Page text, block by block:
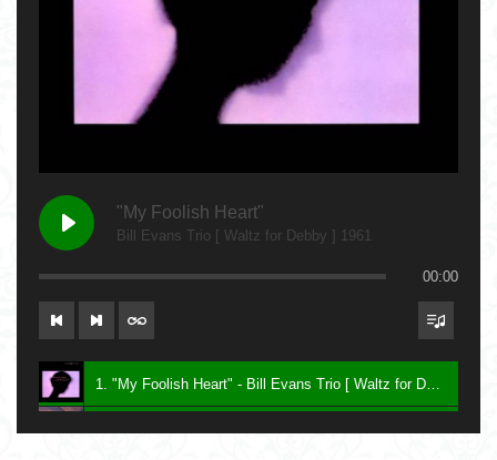
"My Foolish Heart"
Bill Evans Trio [ Waltz for Debby ] 1961
00:00